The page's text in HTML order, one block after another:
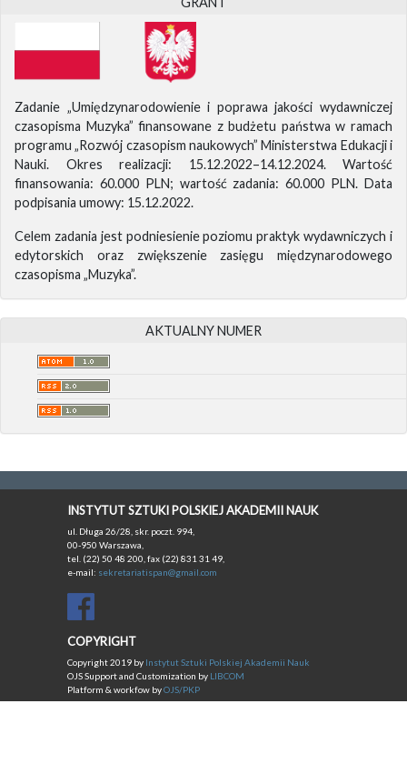
Zadanie „Umiędzynarodowienie i poprawa jakości wydawniczej
czasopisma Muzyka” finansowane z budżetu państwa w ramach
programu „Rozwój czasopism naukowych” Ministerstwa Edukacji i
Nauki. Okres realizacji: 15.12.2022–14.12.2024. Wartość
finansowania: 60.000 PLN; wartość zadania: 60.000 PLN. Data
podpisania umowy: 15.12.2022.
Celem zadania jest podniesienie poziomu praktyk wydawniczych i
edytorskich oraz zwiększenie zasięgu międzynarodowego
czasopisma „Muzyka”.
AKTUALNY NUMER
INSTYTUT SZTUKI POLSKIEJ AKADEMII NAUK
ul. Długa 26/28, skr. poczt. 994,
00-950 Warszawa,
tel. (22) 50 48 200, fax (22) 831 31 49,
e-mail: sekretariatispan@gmail.com
COPYRIGHT
Copyright 2019 by Instytut Sztuki Polskiej Akademii Nauk
OJS Support and Customization by LIBCOM
Platform & workfow byOJS/PKP